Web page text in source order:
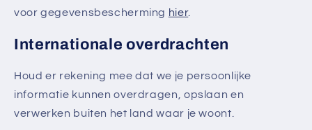
voor gegevensbescherming hier.
Internationale overdrachten
Houd er rekening mee dat we je persoonlijke
informatie kunnen overdragen, opslaan en
verwerken buiten het land waar je woont.